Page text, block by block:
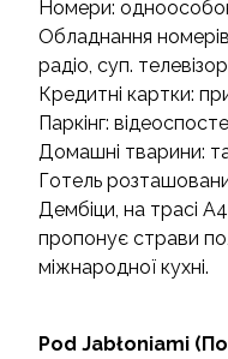
Номери:
Обладнання
радіо, суп.
Кредитні картки:
Паркінг:
Домашні тварини:
Готель
Дембіци, на трасі
пропонує страви
міжнародної кухні.
Pod Jabłoniami